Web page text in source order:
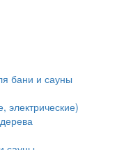
бани и сауны
электрические)